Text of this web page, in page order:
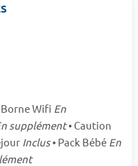
Wifi En
supplément• Caution
Inclus• Pack Bébé En